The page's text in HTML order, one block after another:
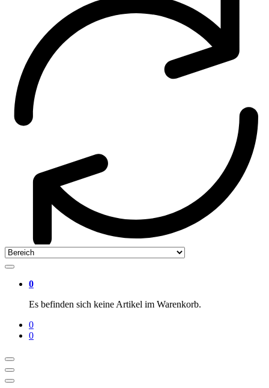
0
Es befinden sich keine Artikel im Warenkorb.
0
0